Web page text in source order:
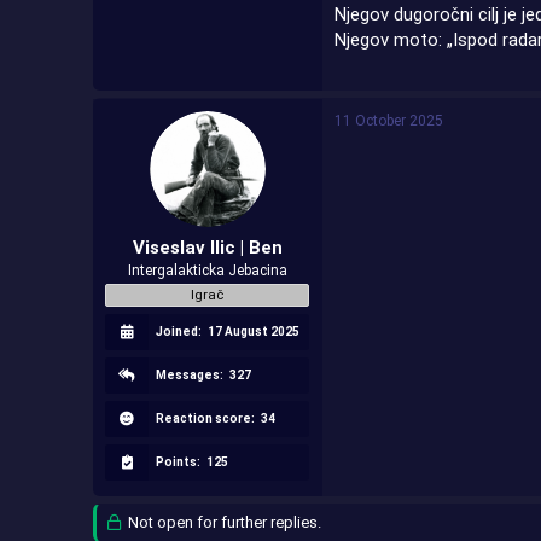
Njegov dugoročni cilj je
Njegov moto: „Ispod
Viseslav Ilic | Ben
Intergalakticka Jebacina
Igrač
Joined: 17 August 2025
Messages: 327
Reaction score: 34
Points: 125
11 October 2025
Not open for further replies.